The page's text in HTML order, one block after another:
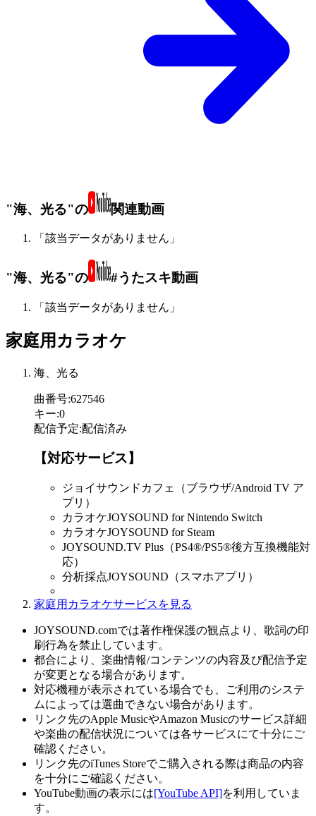
"海、光る"の 関連動画
「該当データがありません」
"海、光る"の #うたスキ動画
「該当データがありません」
家庭用カラオケ
海、光る
曲番号:627546
キー:0
配信予定:配信済み
【対応サービス】
ジョイサウンドカフェ（ブラウザ/Android TV ア
プリ）
カラオケJOYSOUND for Nintendo Switch
カラオケJOYSOUND for Steam
JOYSOUND.TV Plus（PS4®/PS5®後方互換機能対
応）
分析採点JOYSOUND（スマホアプリ）
家庭用カラオケサービスを見る
JOYSOUND.comでは著作権保護の観点より、歌詞の印
刷行為を禁止しています。
都合により、楽曲情報/コンテンツの内容及び配信予定
が変更となる場合があります。
対応機種が表示されている場合でも、ご利用のシステ
ムによっては選曲できない場合があります。
リンク先のApple MusicやAmazon Musicのサービス詳細
や楽曲の配信状況については各サービスにて十分にご
確認ください。
リンク先のiTunes Storeでご購入される際は商品の内容
を十分にご確認ください。
YouTube動画の表示には[YouTube API]を利用していま
す。